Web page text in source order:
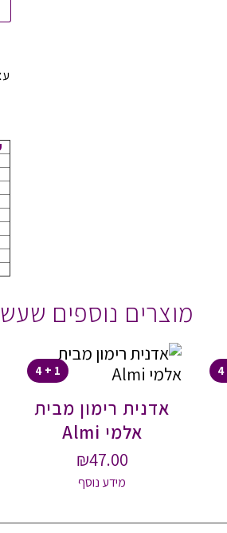
מוצרים נוספים
1 + 4
אדנית רימון מבית
אלמי Almi
₪47.00
מידע נוסף